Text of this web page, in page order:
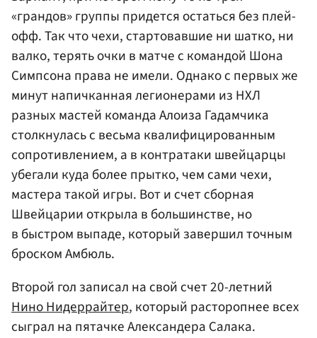
«грандов» группы придется остаться без плей-
офф. Так что чехи, стартовавшие ни шатко, ни
валко, терять очки в матче с командой Шона
Симпсона права не имели. Однако с первых же
минут напичканная легионерами из НХЛ
разных мастей команда Алоиза Гадамчика
столкнулась с весьма квалифицированным
сопротивлением, а в контратаки швейцарцы
убегали куда более прытко, чем сами чехи,
мастера такой игры. Вот и счет сборная
Швейцарии открыла в большинстве, но
в быстром выпаде, который завершил точным
броском Амбюль.
Второй гол записал на свой счет 20-летний
Нино Нидеррайтер, который расторопнее всех
сыграл на пятачке Александера Салака.